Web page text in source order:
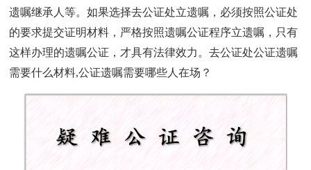
遗嘱继承人等。如果选择去公证处立遗嘱，必须按照公证处
的要求提交证明材料，严格按照遗嘱公证程序立遗嘱，只有
这样办理的遗嘱公证，才具有法律效力。去公证处公证遗嘱
需要什么材料,公证遗嘱需要哪些人在场？